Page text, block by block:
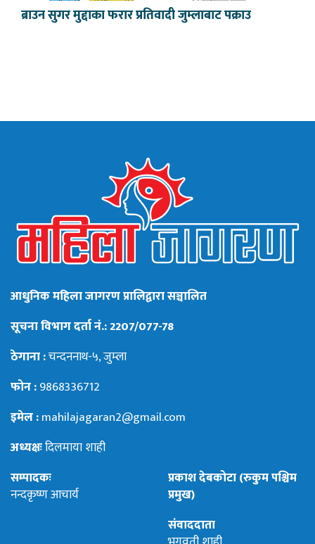
ब्राउन सुगर मुद्दाका फरार प्रतिवादी जुम्लाबाट पक्राउ
आधुनिक महिला जागरण प्रालिद्वारा सञ्चालित
सूचना विभाग दर्ता नं.: 2207/077-78
ठेगाना :चन्दननाथ-५, जुम्ला
फोन :9868336712
इमेल :mahilajagaran2@gmail.com
अध्यक्षःदिलमाया शाही
सम्पादकः
नन्दकृष्ण आचार्य
प्रकाश देबकोटा (रुकुम पश्चिम
प्रमुख)
संवाददाता